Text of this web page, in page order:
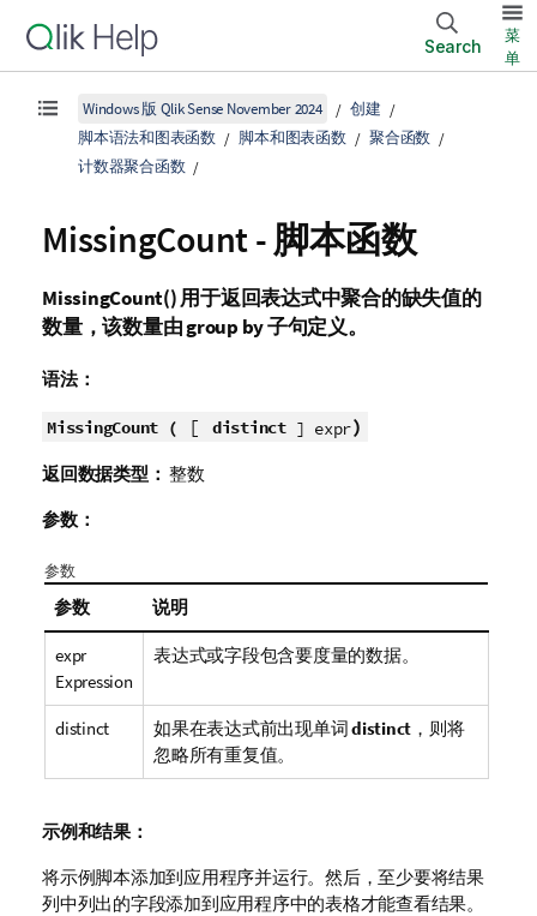
Search
菜
单
Windows 版 Qlik Sense November 2024
创建
脚本语法和图表函数
脚本和图表函数
聚合函数
计数器聚合函数
MissingCount - 脚本函数
MissingCount()用于返回表达式中聚合的缺失值的
数量，该数量由group by子句定义。
语法：
MissingCount ( [ distinct] expr)
返回数据类型： 整数
参数：
参数
参数 说明
expr
Expression
表达式或字段包含要度量的数据。
distinct 如果在表达式前出现单词distinct ，则将
忽略所有重复值。
示例和结果：
将示例脚本添加到应用程序并运行。然后，至少要将结果
列中列出的字段添加到应用程序中的表格才能查看结果。